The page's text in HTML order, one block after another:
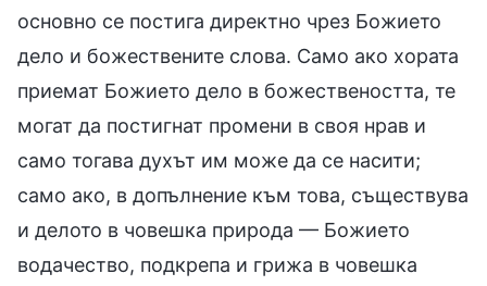
основно се постига директно чрез Божието
дело и божествените слова. Само ако хората
приемат Божието дело в божествеността, те
могат да постигнат промени в своя нрав и
само тогава духът им може да се насити;
само ако, в допълнение към това, съществува
и делото в човешка природа — Божието
водачество, подкрепа и грижа в човешка